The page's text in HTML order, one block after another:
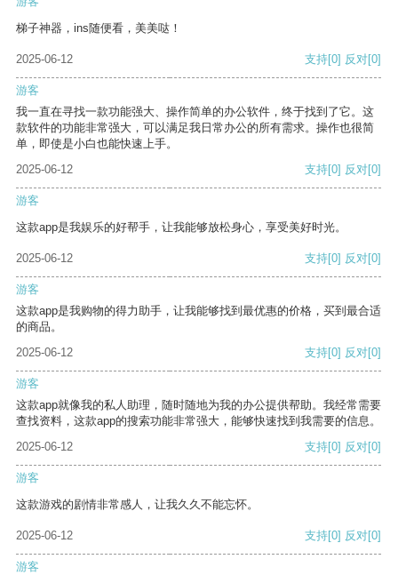
梯子神器，ins随便看，美美哒！
2025-06-12 支持[0] 反对[0]
游客
我一直在寻找一款功能强大、操作简单的办公软件，终于找到了它。这
款软件的功能非常强大，可以满足我日常办公的所有需求。操作也很简
单，即使是小白也能快速上手。
2025-06-12
支持[0] 反对[0]
游客
这款app是我娱乐的好帮手，让我能够放松身心，享受美好时光。
2025-06-12 支持[0] 反对[0]
游客
这款app是我购物的得力助手，让我能够找到最优惠的价格，买到最合适
的商品。
2025-06-12
支持[0] 反对[0]
游客
这款app就像我的私人助理，随时随地为我的办公提供帮助。我经常需要
查找资料，这款app的搜索功能非常强大，能够快速找到我需要的信息。
2025-06-12
支持[0] 反对[0]
游客
这款游戏的剧情非常感人，让我久久不能忘怀。
2025-06-12 支持[0] 反对[0]
游客